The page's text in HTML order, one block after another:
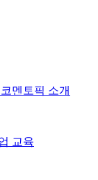
코멘토픽 소개
교육